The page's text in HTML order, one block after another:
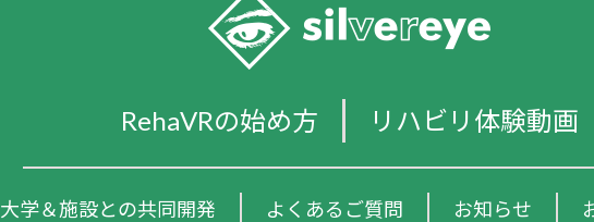
RehaVRの始め方 リハビリ体験動画
大学＆施設との共同開発 よくあるご質問 お知らせ